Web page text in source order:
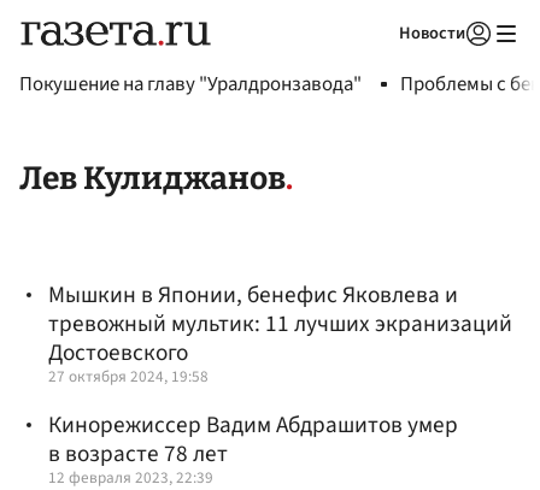
Новости
Покушение на главу "Уралдронзавода" Проблемы с
Лев Кулиджанов
Мышкин в Японии, бенефис Яковлева и
тревожный мультик: 11 лучших экранизаций
Достоевского
27 октября 2024, 19:58
Кинорежиссер Вадим Абдрашитов умер
в возрасте 78 лет
12 февраля 2023, 22:39